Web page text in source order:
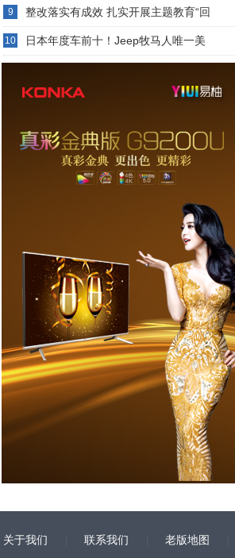
9 整改落实有成效 扎实开展主题教育“回
10 日本年度车前十！Jeep牧马人唯一美
关于我们 联系我们 老版地图